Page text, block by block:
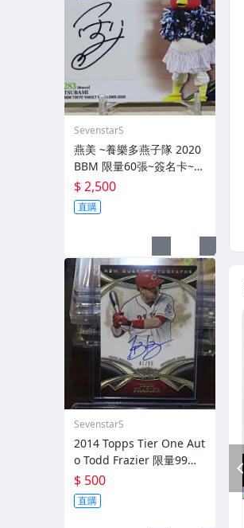
SevenstarS
燕美 ~養樂多燕子隊 2020
BBM 限量60張~簽名卡~2
83 TSUBAMI~最強吉祥物
燕九郎妹妹
$ 2,500
直購
SevenstarS
2014 Topps Tier One Aut
o Todd Frazier 限量99張
簽名卡
$ 500
直購